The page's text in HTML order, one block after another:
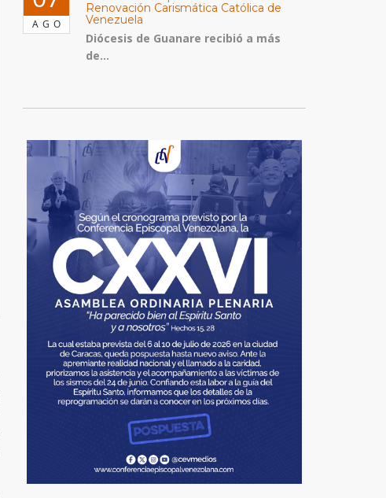
AGO
Renovación Carismática Católica de
Venezuela
Diócesis de Guanare recibió a más
de...